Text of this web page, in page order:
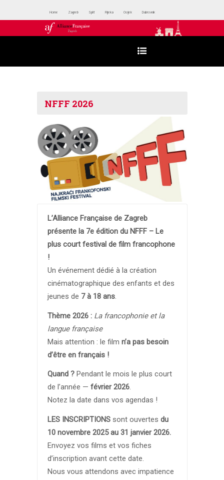
Home Zagreb Split Rijeka Osijek Dubrovnik
NFFF 2026
L’Alliance Française de Zagreb
présente la 7e édition du NFFF – Le
plus court festival de film francophone
!
Un événement dédié à la création
cinématographique des enfants et des
jeunes de 7 à 18 ans.
Thème 2026 : La francophonie et la
langue française
Mais attention : le film n’a pas besoin
d’être en français !
Quand ?Pendant le mois le plus court
de l’année — février 2026.
Notez la date dans vos agendas !
LES INSCRIPTIONSsont ouvertes du
10 novembre 2025 au 31 janvier 2026.
Envoyez vos films et vos fiches
d’inscription avant cette date.
Nous vous attendons avec impatience